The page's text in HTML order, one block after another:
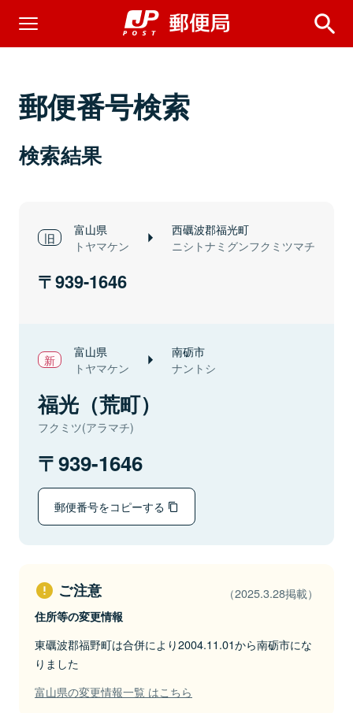
郵便番号検索
検索結果
富山県
トヤマケン
西礪波郡福光町
ニシトナミグンフクミツマチ
939-1646
富山県
トヤマケン
南砺市
ナントシ
福光（荒町）
フクミツ(アラマチ)
939-1646
郵便番号をコピーする
ご注意 （2025.3.28掲載）
住所等の変更情報
東礪波郡福野町は合併により2004.11.01から南砺市にな
りました
富山県の変更情報一覧 はこちら